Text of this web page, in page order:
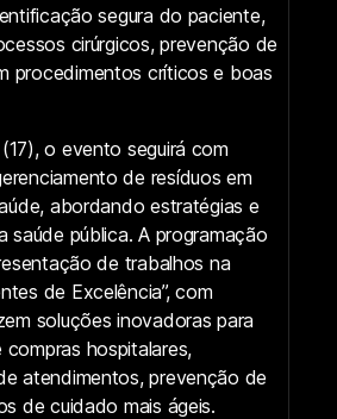
segura do paciente,
cirúrgicos, prevenção de
procedimentos críticos e boas
o evento seguirá com
de resíduos em
abordando estratégias e
saúde pública. A programação
de trabalhos na
de Excelência”, com
soluções inovadoras para
hospitalares,
atendimentos, prevenção de
de cuidado mais ágeis.